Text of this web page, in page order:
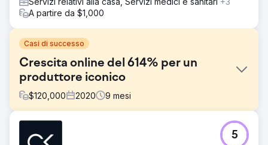
A partire da $1,000
Casi di successo
Crescita online del 614% per un
produttore iconico
$120,000 2020 9 mesi
All'inizio del 2020, un iconico produttore di articoli sportivi
5